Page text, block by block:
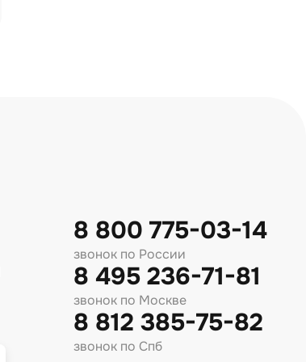
8 800 775-03-14
звонок по России
8 495 236-71-81
звонок по Москве
8 812 385-75-82
звонок по Спб